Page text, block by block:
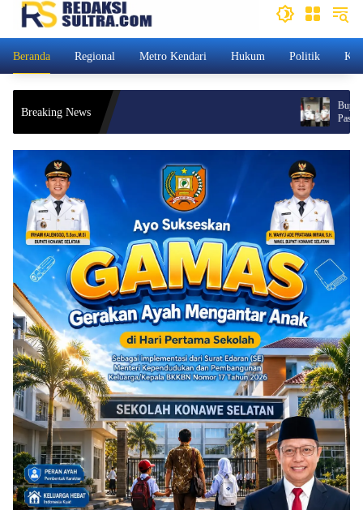
Beranda Regional Metro Kendari Hukum Politik
Breaking News
Bupati Konsel Tunjuk Narlian sebagai Plh Sekda,